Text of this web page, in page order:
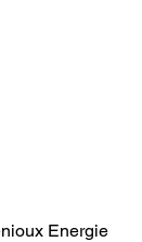
Energie